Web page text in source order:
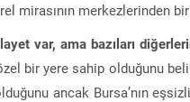
mirasının merkezlerinden
var, ama bazıları
bir yere sahip olduğunu
ancak Bursa’nın